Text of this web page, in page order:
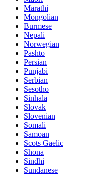
Marathi
Mongolian
Burmese
Nepali
Norwegian
Pashto
Persian
Punjabi
Serbian
Sesotho
Sinhala
Slovak
Slovenian
Somali
Samoan
Scots Gaelic
Shona
Sindhi
Sundanese